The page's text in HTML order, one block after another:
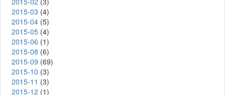
2015-03 (4)
2015-04 (5)
2015-05 (4)
2015-06 (1)
2015-08 (6)
2015-09 (69)
2015-10 (3)
2015-11 (3)
2015-12 (1)